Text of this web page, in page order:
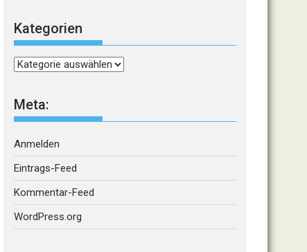
Kategorien
Kategorien
Meta:
Anmelden
Eintrags-Feed
Kommentar-Feed
WordPress.org